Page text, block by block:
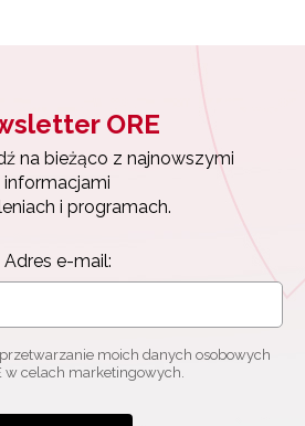
ORE
na bieżąco z najnowszymi
informacjami
i programach.
Adres e-mail:
moich danych osobowych
w celach marketingowych.